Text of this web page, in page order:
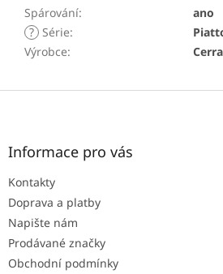
Spárování:
ano
? Série:
Výrobce:
Z
Informace pro vás
Kontakty
Doprava a platby
Napište nám
Prodávané značky
Obchodní podmínky